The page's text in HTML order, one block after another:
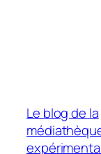
Le blog de la